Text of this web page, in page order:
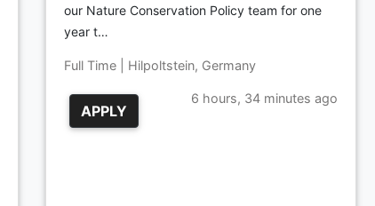
our Nature Conservation Policy team for one
year t…
Full Time | Hilpoltstein, Germany
APPLY
6 hours, 34 minutes ago